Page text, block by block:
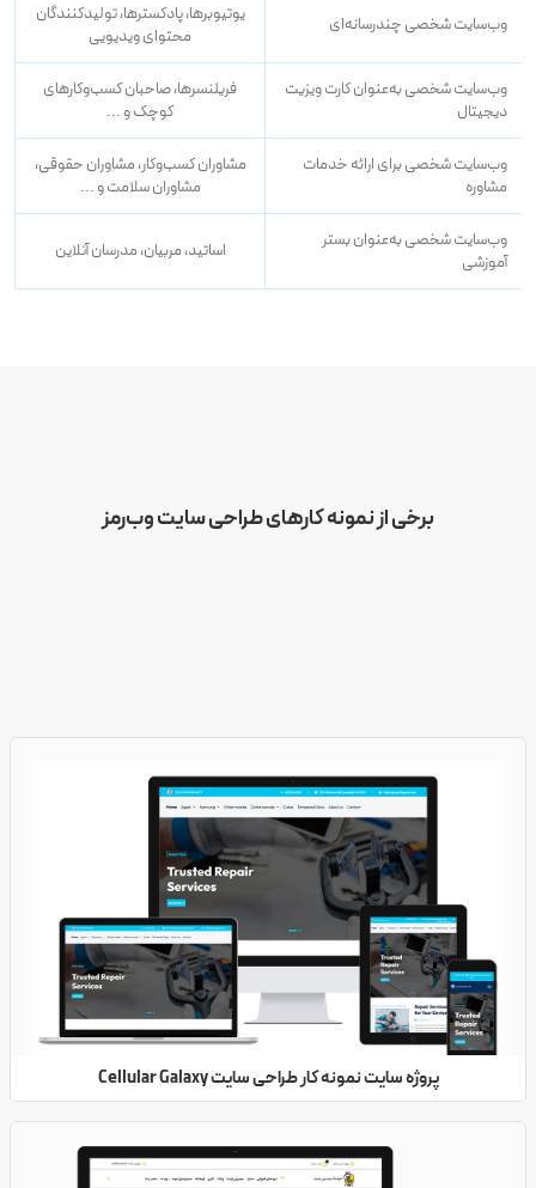
وب‌سایت شخصی چندرسانه‌ای
یوتیوبرها، پادکسترها، تولیدکنندگان
محتوای ویدیویی
وب‌سایت شخصی به‌عنوان کارت ویزیت
دیجیتال
فریلنسرها، صاحبان کسب‌وکارهای
کوچک و ...
وب‌سایت شخصی برای ارائه خدمات
مشاوره
مشاوران کسب‌وکار، مشاوران حقوقی،
مشاوران سلامت و ...
وب‌سایت شخصی به‌عنوان بستر
آموزشی
اساتید، مربیان، مدرسان آنلاین
برخی از نمونه کارهای طراحی سایت وب‌رمز
پروژه سایت نمونه کار طراحی سایت Cellular Galaxy